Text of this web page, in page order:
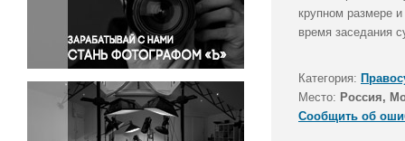
Правосудие
Происшествия и конфликты
Религия
Светская жизнь
Спорт
Экология
крупном размере
время заседания
Категория:
Место: Россия,
Сообщить об